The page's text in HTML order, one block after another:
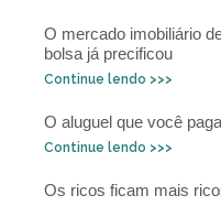
O mercado imobiliário
bolsa já precificou
Continue lendo >>>
O aluguel que você
Continue lendo >>>
Os ricos ficam mais